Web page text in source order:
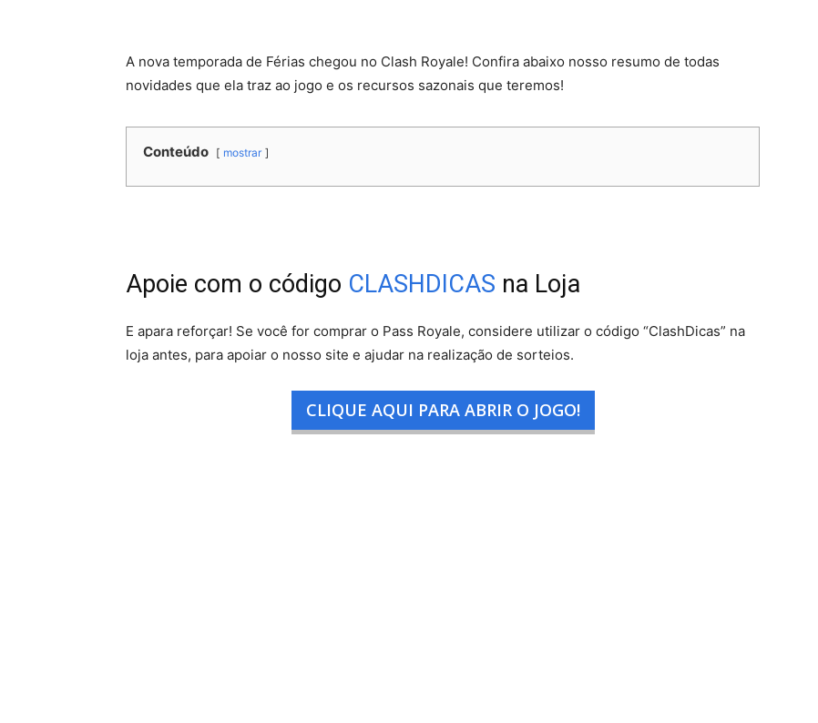
A nova temporada de Férias chegou no Clash Royale! Confira abaixo nosso resumo de todas
novidades que ela traz ao jogo e os recursos sazonais que teremos!
Conteúdo mostrar
Apoie com o código CLASHDICAS na Loja
E apara reforçar! Se você for comprar o Pass Royale, considere utilizar o código “ClashDicas” na
loja antes, para apoiar o nosso site e ajudar na realização de sorteios.
CLIQUE AQUI PARA ABRIR O JOGO!